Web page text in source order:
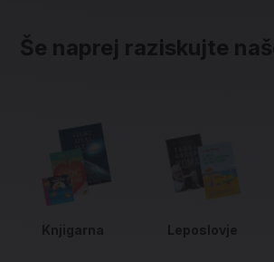
Še naprej raziskujte
Knjigarna Leposlovje